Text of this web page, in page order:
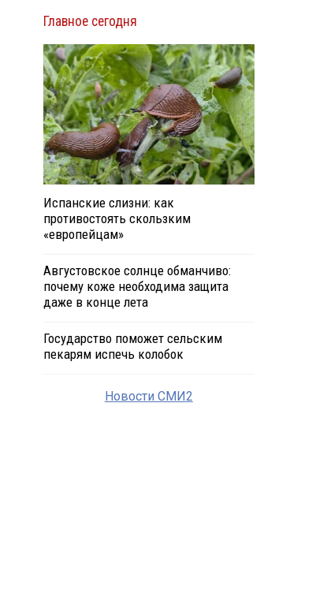
Главное сегодня
Испанские слизни: как
противостоять скользким
«европейцам»
Августовское солнце обманчиво:
почему коже необходима защита
даже в конце лета
Государство поможет сельским
пекарям испечь колобок
Новости СМИ2